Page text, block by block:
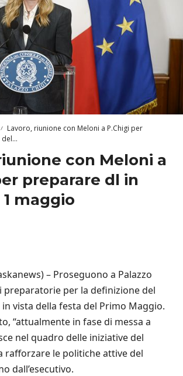
Lavoro, riunione con Meloni a P.Chigi per
con Meloni a
preparare dl in
maggio
– Proseguono a Palazzo
preparatorie per la definizione del
vista della festa del Primo Maggio.
“attualmente in fase di messa a
nel quadro delle iniziative del
rafforzare le politiche attive del
dall’esecutivo.